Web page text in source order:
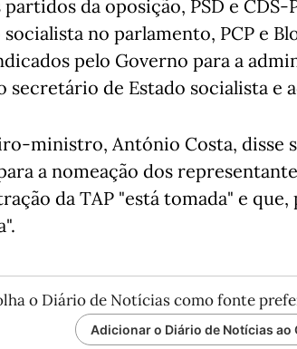
da oposição, PSD e
no parlamento, PCP e
pelo Governo para a
secretário de Estado socialista e
ministro, António Costa, disse
a nomeação dos
da TAP "está tomada" e
o Diário de Notícias como fonte
Adicionar o Diário de Notícias ao